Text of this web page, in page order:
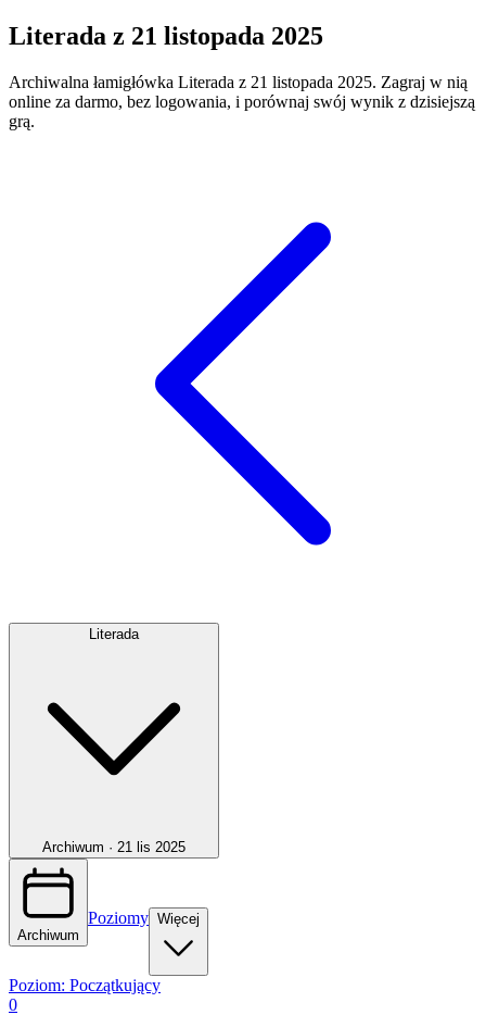
Literada z 21 listopada 2025
Archiwalna łamigłówka Literada z 21 listopada 2025. Zagraj w nią
online za darmo, bez logowania, i porównaj swój wynik z dzisiejszą
grą.
Literada
Archiwum · 21 lis 2025
Archiwum
Poziomy Więcej
Poziom: Początkujący
0